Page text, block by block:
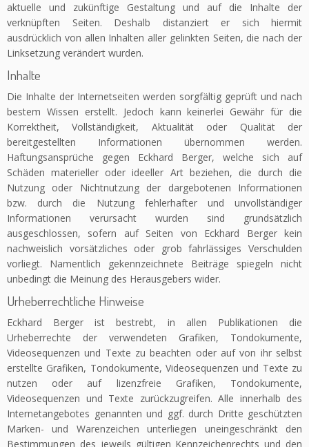
aktuelle und zukünftige Gestaltung und auf die Inhalte der
verknüpften Seiten. Deshalb distanziert er sich hiermit
ausdrücklich von allen Inhalten aller gelinkten Seiten, die nach der
Linksetzung verändert wurden.
Inhalte
Die Inhalte der Internetseiten werden sorgfältig geprüft und nach
bestem Wissen erstellt. Jedoch kann keinerlei Gewähr für die
Korrektheit, Vollständigkeit, Aktualität oder Qualität der
bereitgestellten Informationen übernommen werden.
Haftungsansprüche gegen Eckhard Berger, welche sich auf
Schäden materieller oder ideeller Art beziehen, die durch die
Nutzung oder Nichtnutzung der dargebotenen Informationen
bzw. durch die Nutzung fehlerhafter und unvollständiger
Informationen verursacht wurden sind grundsätzlich
ausgeschlossen, sofern auf Seiten von Eckhard Berger kein
nachweislich vorsätzliches oder grob fahrlässiges Verschulden
vorliegt. Namentlich gekennzeichnete Beiträge spiegeln nicht
unbedingt die Meinung des Herausgebers wider.
Urheberrechtliche Hinweise
Eckhard Berger ist bestrebt, in allen Publikationen die
Urheberrechte der verwendeten Grafiken, Tondokumente,
Videosequenzen und Texte zu beachten oder auf von ihr selbst
erstellte Grafiken, Tondokumente, Videosequenzen und Texte zu
nutzen oder auf lizenzfreie Grafiken, Tondokumente,
Videosequenzen und Texte zurückzugreifen. Alle innerhalb des
Internetangebotes genannten und ggf. durch Dritte geschützten
Marken- und Warenzeichen unterliegen uneingeschränkt den
Bestimmungen des jeweils gültigen Kennzeichenrechts und den